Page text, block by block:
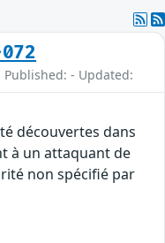
Published: - Updated:
découvertes dans
à un attaquant de
non spécifié par